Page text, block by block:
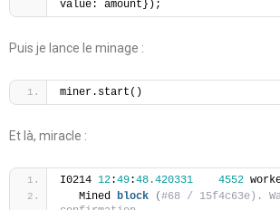
value: amount});
Puis je lance le minage :
miner.start()
Et là, miracle :
I0214 12:49:48.420331 4552
   Mined
block (#68 / 15f4c63e).